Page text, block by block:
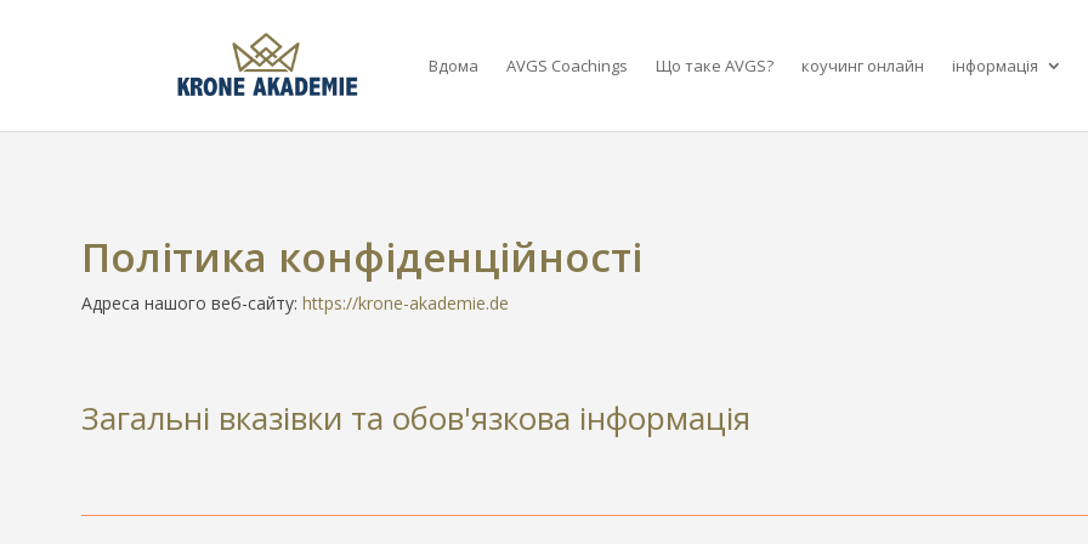
Вдома AVGS Coachings Що таке AVGS? коучинг онлайн інформація
Політика конфіденційності
Адреса нашого веб-сайту:https://krone-akademie.de
Загальні вказівки та обов'язкова інформація